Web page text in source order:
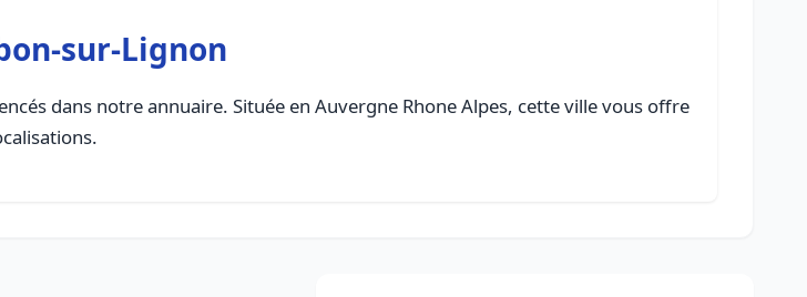
sur-Lignon
dans notre annuaire. Située en Auvergne Rhone Alpes, cette ville vous offre